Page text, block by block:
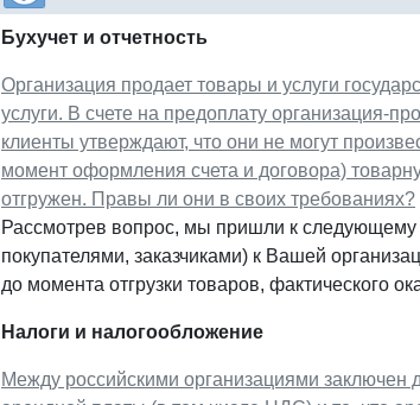
Бухучет и отчетность
Организация продает товары и услуги
услуги. В счете на предоплату организация-
клиенты утверждают, что они не могут
момент оформления счета и договора)
отгружен. Правы ли они в своих требованиях?
Рассмотрев вопрос, мы пришли к
покупателями, заказчиками) к Вашей
до момента отгрузки товаров, фактического
Налоги и налогообложение
Между российскими организациями